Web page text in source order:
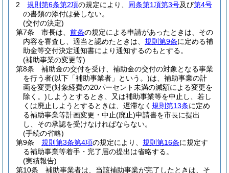
2
規則第6条第2項の規定により、 同条第1項第3号及び第4号
の書類の添付は要しない。
(交付の決定)
第7条
市長は、 前条の規定による申請があったときは、その
内容を審査し、適当と認めたときは、 規則第9条に定める補
助金等交付決定通知書により通知するのもとする。
(補助事業の変更等)
第8条
補助金の交付を受け、補助金の交付の対象となる事業
を行う者(以下「補助事業者」という。)は、補助事業の計
画を変更(対象経費の20パーセント未満の減額による変更を
除く。) しようとするとき、又は補助事業等を中止し、若し
くは廃止しようとするときは、遅滞なく 規則第13条に定め
る補助事業等計画変更・中止(廃止)申請書を市長に提出
し、その承認を受けなければならない。
(手続の省略)
第9条
規則第3条第4項の規定により、 規則第16条に規定す
る補助事業等着手・完了届の提出は省略する。
(実績報告)
第10条
補助事業者は、当該補助事業が完了したときは、そ